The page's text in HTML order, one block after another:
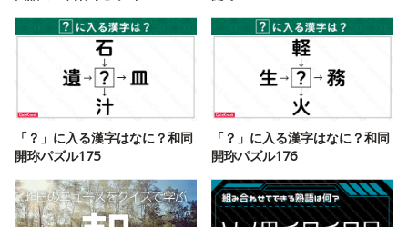
「？」に入る漢字はなに？和同
開珎パズル175
「？」に入る漢字はなに？和同
開珎パズル176